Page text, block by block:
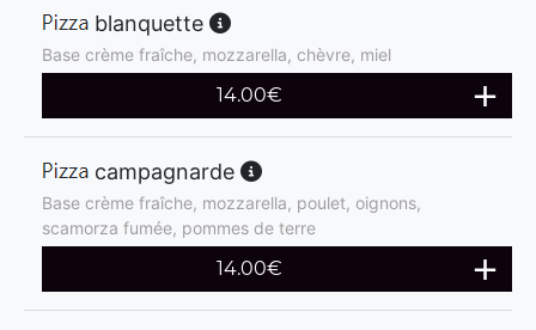
blanquette
Base crème fraîche, mozzarella, chèvre, miel
14.00€
campagnarde
Base crème fraîche, mozzarella, poulet, oignons,
scamorza fumée, pommes de terre
14.00€